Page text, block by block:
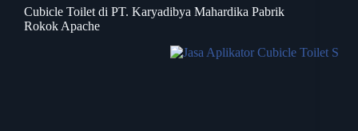
Cubicle Toilet di PT. Karyadibya Mahardika Pabrik
Rokok Apache